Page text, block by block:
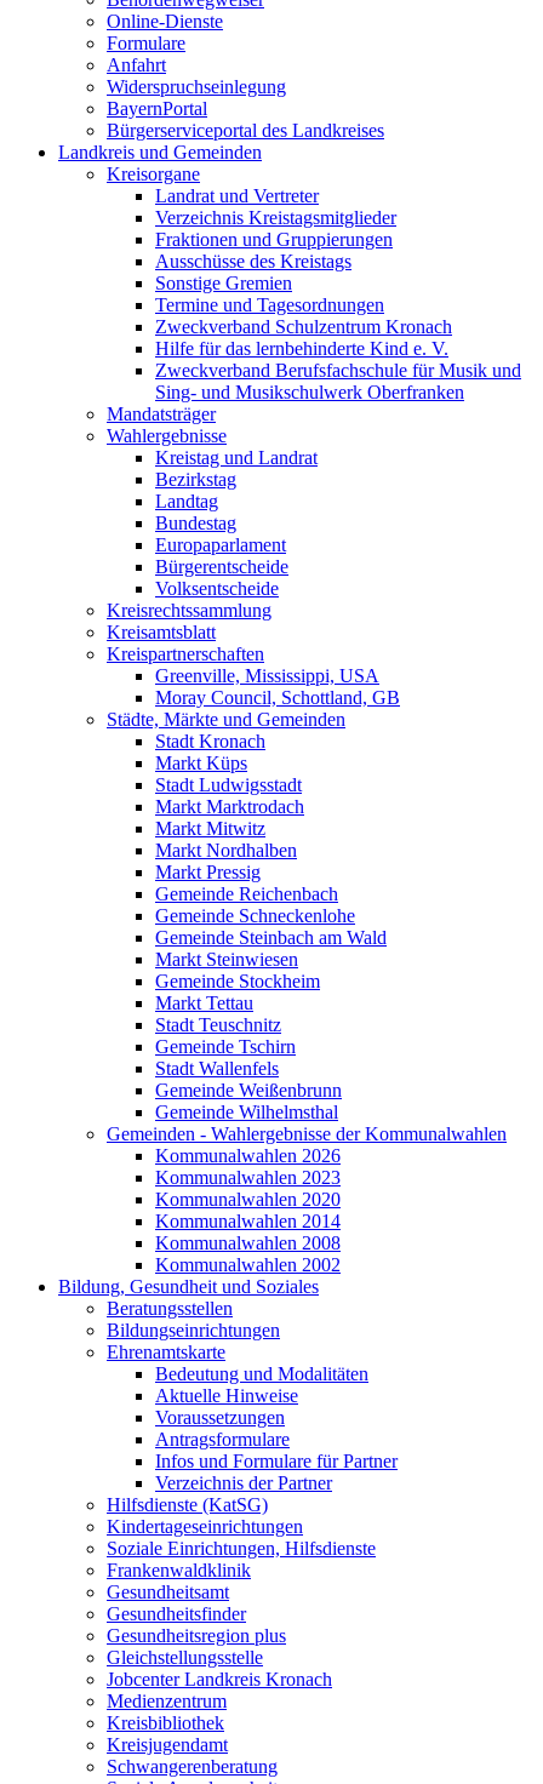
Online-Dienste
Formulare
Anfahrt
Widerspruchseinlegung
BayernPortal
Bürgerserviceportal des Landkreises
Landkreis und Gemeinden
Kreisorgane
Landrat und Vertreter
Verzeichnis Kreistagsmitglieder
Fraktionen und Gruppierungen
Ausschüsse des Kreistags
Sonstige Gremien
Termine und Tagesordnungen
Zweckverband Schulzentrum Kronach
Hilfe für das lernbehinderte Kind e. V.
Zweckverband Berufsfachschule für Musik und
Sing- und Musikschulwerk Oberfranken
Mandatsträger
Wahlergebnisse
Kreistag und Landrat
Bezirkstag
Landtag
Bundestag
Europaparlament
Bürgerentscheide
Volksentscheide
Kreisrechtssammlung
Kreisamtsblatt
Kreispartnerschaften
Greenville, Mississippi, USA
Moray Council, Schottland, GB
Städte, Märkte und Gemeinden
Stadt Kronach
Markt Küps
Stadt Ludwigsstadt
Markt Marktrodach
Markt Mitwitz
Markt Nordhalben
Markt Pressig
Gemeinde Reichenbach
Gemeinde Schneckenlohe
Gemeinde Steinbach am Wald
Markt Steinwiesen
Gemeinde Stockheim
Markt Tettau
Stadt Teuschnitz
Gemeinde Tschirn
Stadt Wallenfels
Gemeinde Weißenbrunn
Gemeinde Wilhelmsthal
Gemeinden - Wahlergebnisse der Kommunalwahlen
Kommunalwahlen 2026
Kommunalwahlen 2023
Kommunalwahlen 2020
Kommunalwahlen 2014
Kommunalwahlen 2008
Kommunalwahlen 2002
Bildung, Gesundheit und Soziales
Beratungsstellen
Bildungseinrichtungen
Ehrenamtskarte
Bedeutung und Modalitäten
Aktuelle Hinweise
Voraussetzungen
Antragsformulare
Infos und Formulare für Partner
Verzeichnis der Partner
Hilfsdienste (KatSG)
Kindertageseinrichtungen
Soziale Einrichtungen, Hilfsdienste
Frankenwaldklinik
Gesundheitsamt
Gesundheitsfinder
Gesundheitsregion plus
Gleichstellungsstelle
Jobcenter Landkreis Kronach
Medienzentrum
Kreisbibliothek
Kreisjugendamt
Schwangerenberatung